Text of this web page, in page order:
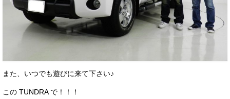
また、いつでも遊びに来て下さい♪
この TUNDRA で！！！